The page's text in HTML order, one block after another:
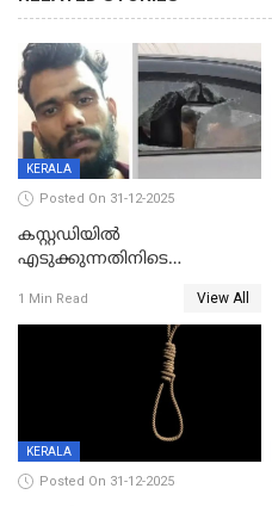
KERALA
Posted On 31-12-2025
കസ്റ്റഡിയിൽ
എടുക്കുന്നതിനിടെ
വധശ്രമക്കേസ് പ്രതി പിടിയിൽ
1 Min Read View All
KERALA
Posted On 31-12-2025